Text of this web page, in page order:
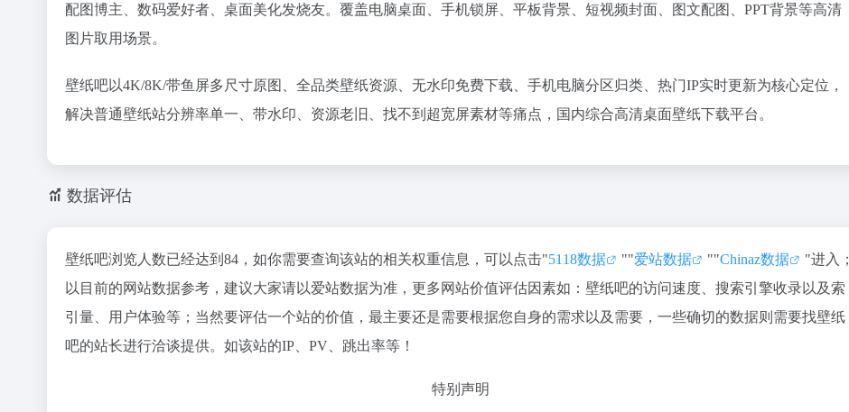
配图博主、数码爱好者、桌面美化发烧友。覆盖电脑桌面、手机锁屏、平板背景、短视频封面、图文配图、PPT背景等高清
图片取用场景。
壁纸吧以4K/8K/带鱼屏多尺寸原图、全品类壁纸资源、无水印免费下载、手机电脑分区归类、热门IP实时更新为核心定位，
解决普通壁纸站分辨率单一、带水印、资源老旧、找不到超宽屏素材等痛点，国内综合高清桌面壁纸下载平台。
数据评估
壁纸吧浏览人数已经达到84，如你需要查询该站的相关权重信息，可以点击"5118数据 ""爱站数据 ""Chinaz数据
"进入；
以目前的网站数据参考，建议大家请以爱站数据为准，更多网站价值评估因素如：壁纸吧的访问速度、搜索引擎收录以及索
引量、用户体验等；当然要评估一个站的价值，最主要还是需要根据您自身的需求以及需要，一些确切的数据则需要找壁纸
吧的站长进行洽谈提供。如该站的IP、PV、跳出率等！
特别声明